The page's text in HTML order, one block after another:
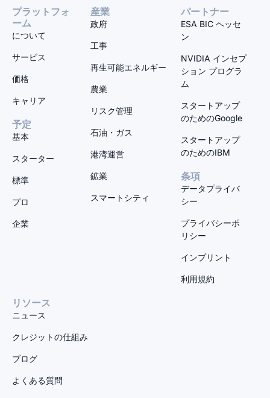
プラットフォ
ーム
について
サービス
価格
キャリア
予定
基本
スターター
標準
プロ
企業
産業
政府
工事
再生可能エネルギー
農業
リスク管理
石油・ガス
港湾運営
鉱業
スマートシティ
パートナー
ESA BIC ヘッセ
ン
NVIDIA インセプ
ション プログラ
ム
スタートアップ
のためのGoogle
スタートアップ
のためのIBM
条項
データプライバ
シー
プライバシーポ
リシー
インプリント
利用規約
リソース
ニュース
クレジットの仕組み
ブログ
よくある質問